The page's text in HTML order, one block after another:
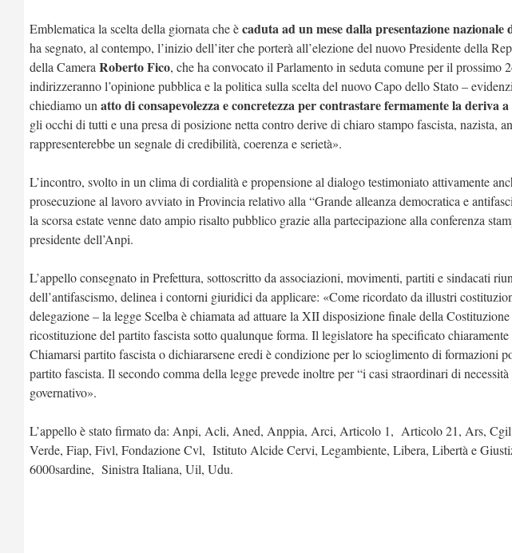
Emblematica la scelta della giornata che ècaduta ad un mese dalla presentazione
ha segnato, al contempo, l’inizio dell’iter che porterà all’elezione del nuovo Presidente della
della CameraRoberto Fico, che ha convocato il Parlamento in seduta comune per il
indirizzeranno l’opinione pubblica e la politica sulla scelta del nuovo Capo dello Stato –
chiediamo unatto di consapevolezza e concretezza per contrastare fermamente la deriva
gli occhi di tutti e una presa di posizione netta contro derive di chiaro stampo fascista, nazista,
rappresenterebbe un segnale di credibilità, coerenza e serietà».
L’incontro, svolto in un clima di cordialità e propensione al dialogo testimoniato attivamente
prosecuzione al lavoro avviato in Provincia relativo alla “Grande alleanza democratica e
la scorsa estate venne dato ampio risalto pubblico grazie alla partecipazione alla conferenza
presidente dell’Anpi.
L’appello consegnato in Prefettura, sottoscritto da associazioni, movimenti, partiti e sindacati
dell’antifascismo, delinea i contorni giuridici da applicare: «Come ricordato da illustri
delegazione – la legge Scelba è chiamata ad attuare la XII disposizione finale della
ricostituzione del partito fascista sotto qualunque forma. Il legislatore ha specificato
Chiamarsi partito fascista o dichiararsene eredi è condizione per lo scioglimento di formazioni
partito fascista. Il secondo comma della legge prevede inoltre per “i casi straordinari di
governativo».
L’appello è stato firmato da: Anpi, Acli, Aned, Anppia, Arci, Articolo 1, Articolo 21, Ars,
Verde, Fiap, Fivl, Fondazione Cvl, Istituto Alcide Cervi, Legambiente, Libera, Libertà e
6000sardine, Sinistra Italiana, Uil, Udu.